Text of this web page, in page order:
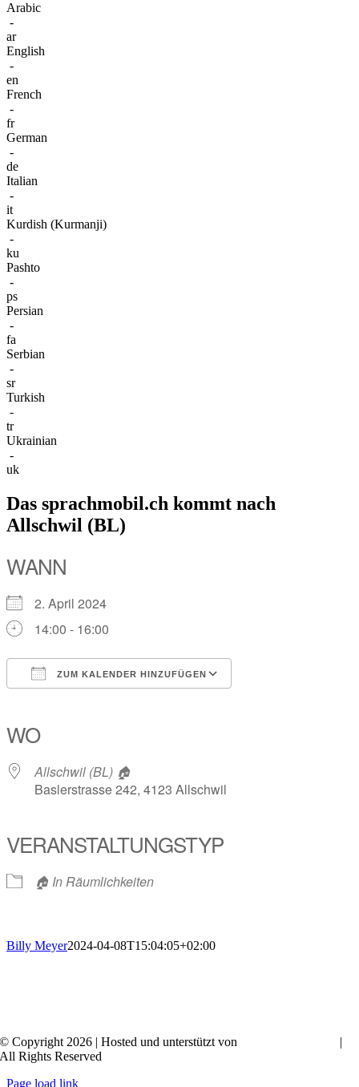
Arabic
-
ar
English
-
en
French
-
fr
German
-
de
Italian
-
it
Kurdish (Kurmanji)
-
ku
Pashto
-
ps
Persian
-
fa
Serbian
-
sr
Turkish
-
tr
Ukrainian
-
uk
Das sprachmobil.ch kommt nach
Allschwil (BL)
WANN
2. April 2024
14:00 - 16:00
ZUM KALENDER HINZUFÜGEN
WO
Allschwil (BL) 🏠
Baslerstrasse 242, 4123 Allschwil
VERANSTALTUNGSTYP
🏠 In Räumlichkeiten
Billy Meyer2024-04-08T15:04:05+02:00
© Copyright 2026 | Hosted und unterstützt von
|
All Rights Reserved
Page load link